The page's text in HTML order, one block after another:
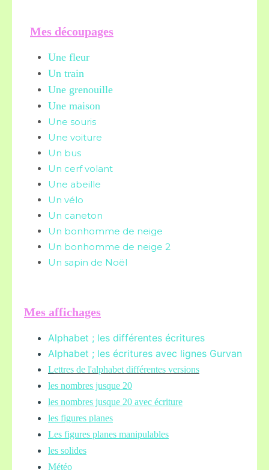
Mes découpages
Une fleur
Un train
Une grenouille
Une maison
Une souris
Une voiture
Un bus
Un cerf volant
Une abeille
Un vélo
Un caneton
Un bonhomme de neige
Un bonhomme de neige 2
Un sapin de Noël
Mes affichages
Alphabet ; les différentes écritures
Alphabet ; les écritures avec lignes Gurvan
Lettres de l'alphabet différentes versions
les nombres jusque 20
les nombres jusque 20 avec écriture
les figures planes
Les figures planes manipulables
les solides
Météo